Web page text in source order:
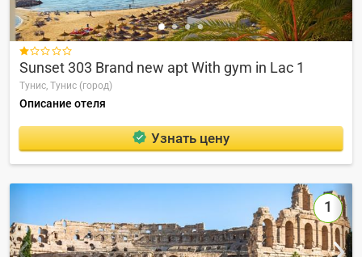

Sunset 303 Brand new apt With gym in Lac 1
Тунис, Тунис (город)
Описание отеля
Узнать цену
1